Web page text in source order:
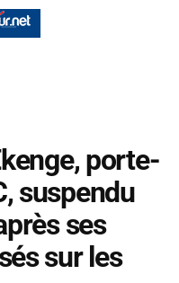
porte-
suspendu
ses
sur les